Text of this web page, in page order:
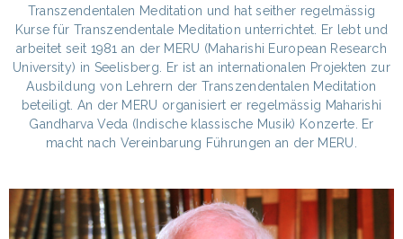
Transzendentalen Meditation und hat seither regelmässig
Kurse für Transzendentale Meditation unterrichtet. Er lebt und
arbeitet seit 1981 an der MERU (Maharishi European Research
University) in Seelisberg. Er ist an internationalen Projekten zur
Ausbildung von Lehrern der Transzendentalen Meditation
beteiligt. An der MERU organisiert er regelmässig Maharishi
Gandharva Veda (Indische klassische Musik) Konzerte. Er
macht nach Vereinbarung Führungen an der MERU.